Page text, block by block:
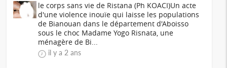
le corps sans vie de Ristana (Ph KOACI)Un acte
d'une violence inouïe qui laisse les populations
de Bianouan dans le département d'Aboisso
sous le choc Madame Yogo Risnata, une
ménagère de Bi...
il y a 2 ans